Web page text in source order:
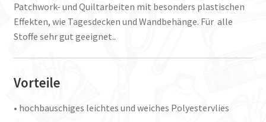
Patchwork- und Quiltarbeiten mit besonders plastischen
Effekten, wie Tagesdecken und Wandbehänge. Für alle
Stoffe sehr gut geeignet..
Vorteile
• hochbauschiges leichtes und weiches Polyestervlies